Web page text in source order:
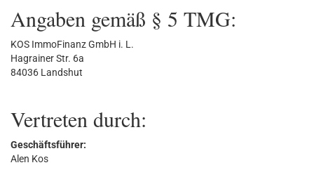
Angaben gemäß § 5 TMG:
KOS ImmoFinanz GmbH i. L.
Hagrainer Str. 6a
84036 Landshut
Vertreten durch:
Geschäftsführer:
Alen Kos